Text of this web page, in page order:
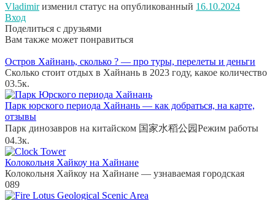
Vladimirизменил статус на опубликованный 16.10.2024
Вход
Поделиться с друзьями
Вам также может понравиться
Остров Хайнань, сколько ? — про туры, перелеты и деньги
Сколько стоит отдых в Хайнань в 2023 году, какое количество
03.5к.
Парк юрского периода Хайнань — как добраться, на карте,
отзывы
Парк динозавров на китайском 国家水稻公园Режим работы
04.3к.
Колокольня Хайкоу на Хайнане
Колокольня Хайкоу на Хайнане — узнаваемая городская
089